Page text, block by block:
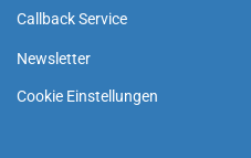
Callback Service
Newsletter
Cookie Einstellungen